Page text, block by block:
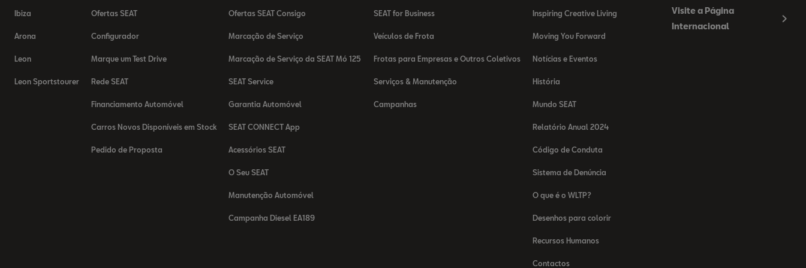
Ibiza
Arona
Leon
Leon Sportstourer
Ofertas SEAT
Configurador
Marque um Test Drive
Rede SEAT
Financiamento Automóvel
Carros Novos Disponíveis em Stock
Pedido de Proposta
Ofertas SEAT Consigo
Marcação de Serviço
Marcação de Serviço da SEAT Mó 125
SEAT Service
Garantia Automóvel
SEAT CONNECT App
Acessórios SEAT
O Seu SEAT
Manutenção Automóvel
Campanha Diesel EA189
SEAT for Business
Veículos de Frota
Frotas para Empresas e Outros Coletivos
Serviços & Manutenção
Campanhas
Inspiring Creative Living
Moving You Forward
Notícias e Eventos
História
Mundo SEAT
Relatório Anual 2024
Código de Conduta
Sistema de Denúncia
O que é o WLTP?
Desenhos para colorir
Recursos Humanos
Contactos
Visite a Página
Internacional